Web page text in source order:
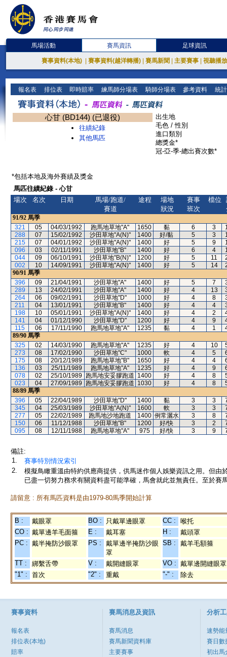
馬場活動 賽馬資訊 足球資訊
賽事資料(本地) 賽事資料(越洋轉播) 賽馬新聞 主要賽事 視聽播
報名表 排位表 即時賠率 練馬師分場表 騎師分場表 參考資料 統
心甘 (BD144) (已退役)
往績紀錄
其他馬匹
出生地
毛色 / 性別
進口類別
總獎金*
冠-亞-季-總出賽次數*
*包括本地及海外賽績及獎金
馬匹往績紀錄 - 心甘
場次
名次 日期
馬場/跑道/
賽道
途程
場地
狀況
賽事
班次
檔位
91/92 馬季
321
05 04/03/1992 跑馬地草地"A" 1650 黏 6 3
288
07 15/02/1992 沙田草地"A(N)" 1400 好/黏 5 3
215
07 04/01/1992 沙田草地"A(N)" 1400 好 5 9
096
03 02/11/1991 沙田草地"B" 1400 好 6 4
044
09 06/10/1991 沙田草地"B(N)" 1200 好 5 11
002
10 14/09/1991 沙田草地"A(N)" 1400 好 5 14
90/91 馬季
396
09 21/04/1991 沙田草地"A" 1400 好 5 7
289
13 24/02/1991 沙田草地"A" 1400 好 4 13
264
06 09/02/1991 沙田草地"D" 1000 好 4 8
211
04 13/01/1991 沙田草地"B" 1400 好 4 4
198
10 05/01/1991 沙田草地"A(N)" 1400 好 4 2
141
04 01/12/1990 沙田草地"D" 1200 好 4 9
115
06 17/11/1990 跑馬地草地"A" 1235 黏 4 1
89/90 馬季
325
02 14/03/1990 跑馬地草地"A" 1235 好 4 10
273
08 17/02/1990 沙田草地"C" 1000 軟 4 5
175
08 20/12/1989 跑馬地草地"B" 1650 好 4 4
136
03 25/11/1989 跑馬地草地"A" 1235 好 4 9
078
02 25/10/1989 跑馬地安妥膠跑道 1400 好 4 8
023
04 27/09/1989 跑馬地安妥膠跑道 1030 好 4 8
88/89 馬季
396
05 22/04/1989 沙田草地"D" 1400 黏 3 3
345
04 25/03/1989 沙田草地"A(N)" 1600 軟 3 3
277
05 22/02/1989 跑馬地沙地跑道 1400 例常灑水 3 8
150
06 11/12/1988 沙田草地"B" 1200 好/快 3 2
095
08 12/11/1988 跑馬地草地"A" 975 好/快 3 9
備註:
1.
賽事特別情況索引
2.
模擬鳥瞰重溫由特約供應商提供，供馬迷作個人娛樂資訊之用。但
已盡一切努力務求有關資料盡可能準確，馬會就此並無責任。至於賽
請留意 : 所有馬匹資料是由1979-80馬季開始計算
B : 戴眼罩 BO : 只戴單邊眼罩 CC :
喉托
CO : 戴單邊羊毛面箍 E : 戴耳塞 H :
戴頭罩
PC : 戴半掩防沙眼罩 PS :
戴單邊半掩防沙眼
罩
SB : 戴羊毛額箍
TT : 綁繫舌帶 V : 戴開縫眼罩 VO : 戴單邊開縫眼罩
"1" :
首次 "2" : 重戴 "-" : 除去
賽事資料
報名表
排位表(本地)
賠率
賽馬消息及資訊
賽馬消息
賽馬新聞資料庫
主要賽事
分析
速勢能
賽日數
初出馬